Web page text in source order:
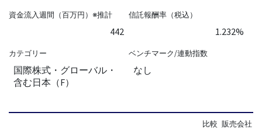
資金流入週間（百万円）※推計
442
信託報酬率（税込）
1.232%
カテゴリー
国際株式・グローバル・
含む日本（F）
ベンチマーク/連動指数
なし
比較 販売会社